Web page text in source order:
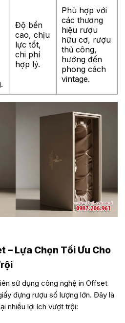
Độ bền
cao, chịu
lực tốt,
chi phí
hợp lý.
Phù hợp với
các thương
hiệu rượu
hữu cơ, rượu
thủ công,
hướng đến
phong cách
vintage.
– Lựa Chọn Tối Ưu Cho
sử dụng công nghệ in Offset
đựng rượu số lượng lớn. Đây là
nhiều lợi ích vượt trội: